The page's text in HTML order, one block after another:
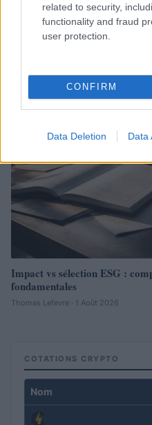
related to security,
functionality and fraud
user protection.
CONFIRM
Data Deletion Data
Comparaison des comptes
travailleurs indépendants
Impact vs sélection ESG :
fondamentales
Thomas Lefevre · 1 Août 2026
COTATIONS CRYPTO
Nom